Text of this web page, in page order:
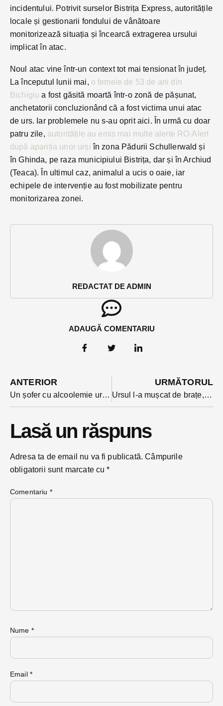
REDACTAT DE ADMIN
ADAUGĂ COMENTARIU
incidentului. Potrivit surselor Bistrița Express, autoritățile
locale și gestionarii fondului de vânătoare
monitorizează situația și încearcă extragerea ursului
implicat în atac.
Noul atac vine într-un context tot mai tensionat în județ.
La începutul lunii mai, o femeie de 53 de ani din
Bichigiu a fost găsită moartă într-o zonă de pășunat,
anchetatorii concluzionând că a fost victima unui atac
de urs. Iar problemele nu s-au oprit aici. În urmă cu doar
patru zile, autoritățile au emis mai multe alerte RO-Alert
după apariția unor urși în zona Pădurii Schullerwald și
în Ghinda, pe raza municipiului Bistrița, dar și în Archiud
(Teaca). În ultimul caz, animalul a ucis o oaie, iar
echipele de intervenție au fost mobilizate pentru
monitorizarea zonei.
ANTERIOR
Un șofer cu alcoolemie uriașă s-a luat la harță cu polițiștii și a fost imobilizat. Aceștia fuseseră chemați printr-un apel la 112
URMĂTORUL
Ursul l-a mușcat de brațe, picior și torace. Cum se simte acum bărbatul atacat la Bichigiu
Lasă un răspuns
Adresa ta de email nu va fi publicată. Câmpurile
obligatorii sunt marcate cu*
Comentariu *
Nume *
Email *